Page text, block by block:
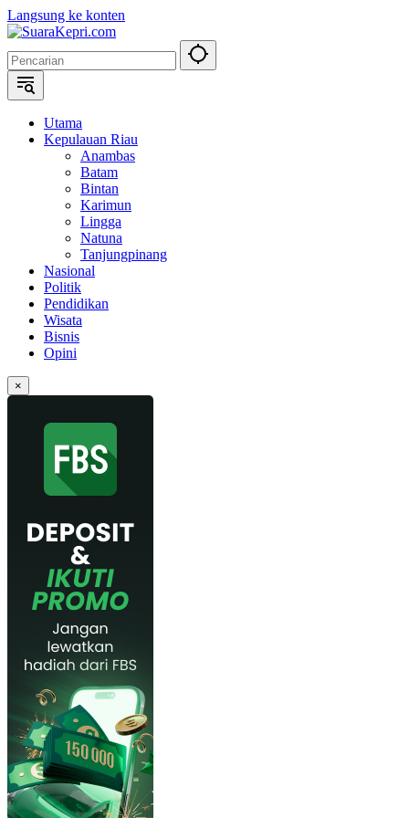
Langsung ke konten
Utama
Kepulauan Riau
Anambas
Batam
Bintan
Karimun
Lingga
Natuna
Tanjungpinang
Nasional
Politik
Pendidikan
Wisata
Bisnis
Opini
×